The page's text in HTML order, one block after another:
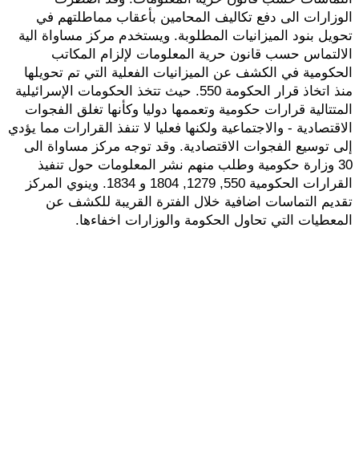
الوزارات الى دفع تكاليف المحامين بأعقاب مماطلتهم في
تحويل بنود الميزانيات المطلوبة. ويستخدم مركز مساواة الية
الالتماس حسب قانون حرية المعلومات لإلزام المكاتب
الحكومية في الكشف عن الميزانيات الفعلية التي تم تحويلها
منذ اتخاذ قرار الحكومة 550. حيث تتخذ الحكومات الإسرائيلية
المتتالية قرارات حكومية وتعممها دوليا وكأنها تغلق الفجوات
الاقتصادية - والاجتماعية ولكنها فعليا لا تنفذ القرارات مما يؤدي
إلى توسيع الفجوات الاقتصادية. وقد توجه مركز مساواة الى
30 وزارة حكومية وطلب منهم نشر المعلومات حول تنفيذ
القرارات الحكومية 550, 1279, 1804 و 1834. وينوي المركز
تقديم التماسات اضافية خلال الفترة القريبة للكشف عن
المعطيات التي تحاول الحكومة والوزارات اخفاءها.